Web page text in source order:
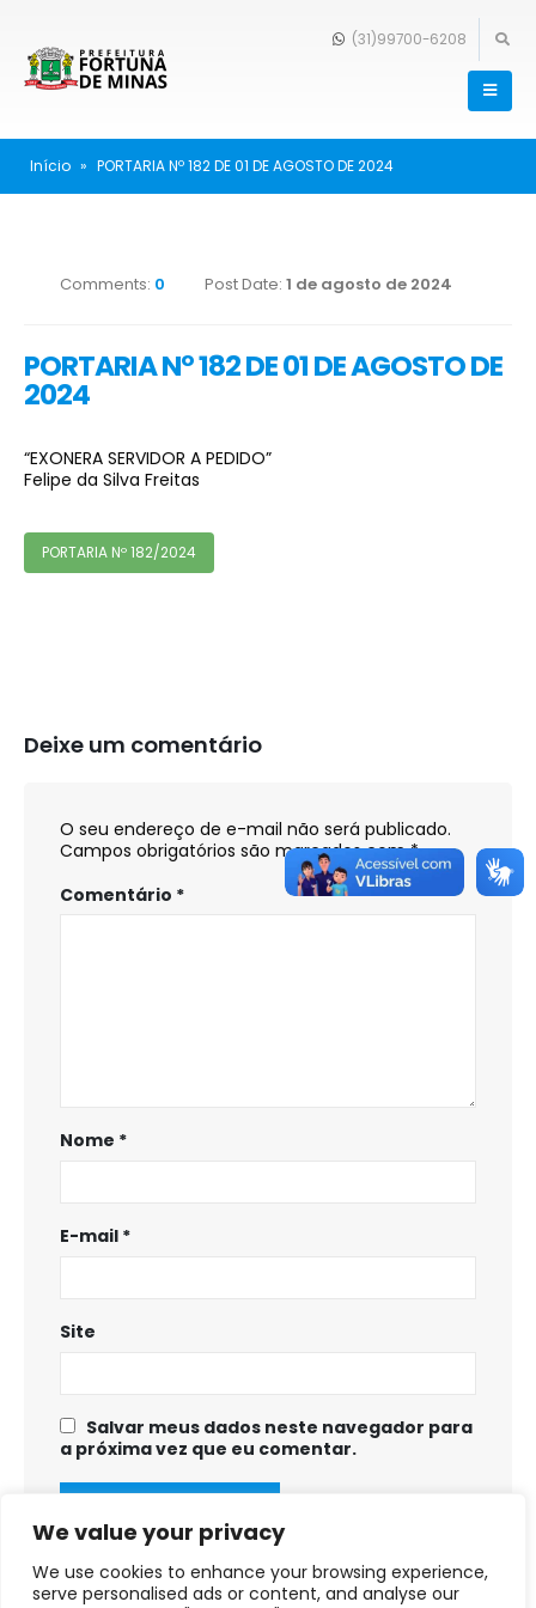
We value your privacy
We use cookies to enhance your browsing experience,
serve personalised ads or content, and analyse our
(31)99700-6208
Início » PORTARIA Nº 182 DE 01 DE AGOSTO DE 2024
Comments: 0 Post Date: 1 de agosto de 2024
PORTARIA Nº 182 DE 01 DE AGOSTO DE
2024
“EXONERA SERVIDOR A PEDIDO”
Felipe da Silva Freitas
PORTARIA Nº 182/2024
Deixe um comentário
O seu endereço de e-mail não será publicado.
Campos obrigatórios são marcados com*
Comentário *
Nome *
E-mail *
Site
Salvar meus dados neste navegador para
a próxima vez que eu comentar.